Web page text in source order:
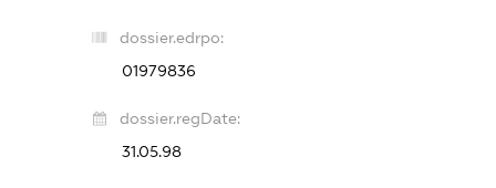
dossier.edrpo:
01979836
dossier.regDate:
31.05.98